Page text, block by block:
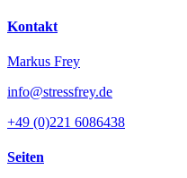
Kontakt
Markus Frey
info@stressfrey.de
+49 (0)221 6086438
Seiten